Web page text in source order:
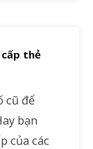
thẻ
cũ để
bạn
của các